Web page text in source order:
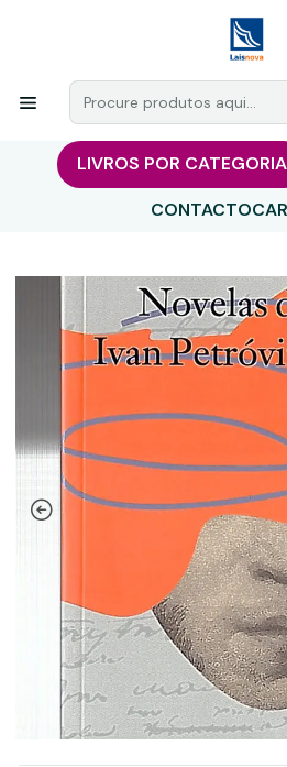
LIVROS POR CATEGORIA
CONTACTO